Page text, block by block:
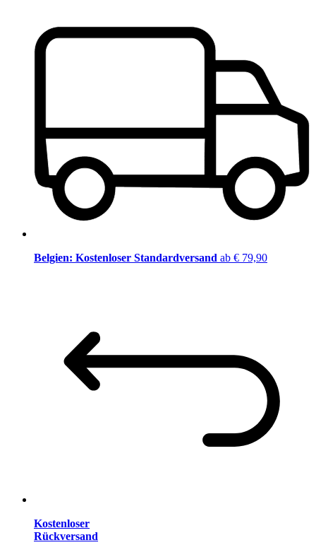
Belgien: Kostenloser Standardversand ab € 79,90
Kostenloser
Rückversand